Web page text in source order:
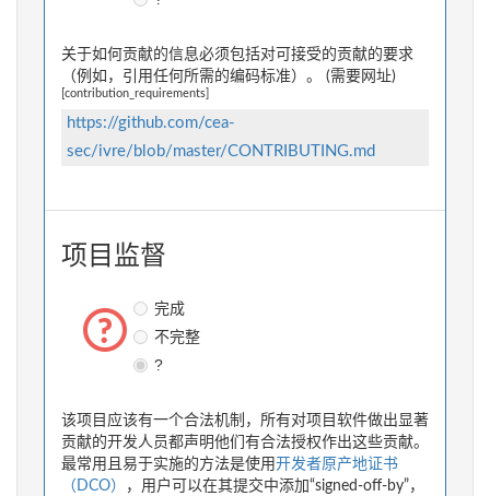
关于如何贡献的信息必须包括对可接受的贡献的要求
（例如，引用任何所需的编码标准）。 (需要网址)
[contribution_requirements]
https://github.com/cea-
sec/ivre/blob/master/CONTRIBUTING.md
项目监督
完成
不完整
?
该项目应该有一个合法机制，所有对项目软件做出显著
贡献的开发人员都声明他们有合法授权作出这些贡献。
最常用且易于实施的方法是使用开发者原产地证书
（DCO）
，用户可以在其提交中添加“signed-off-by”，